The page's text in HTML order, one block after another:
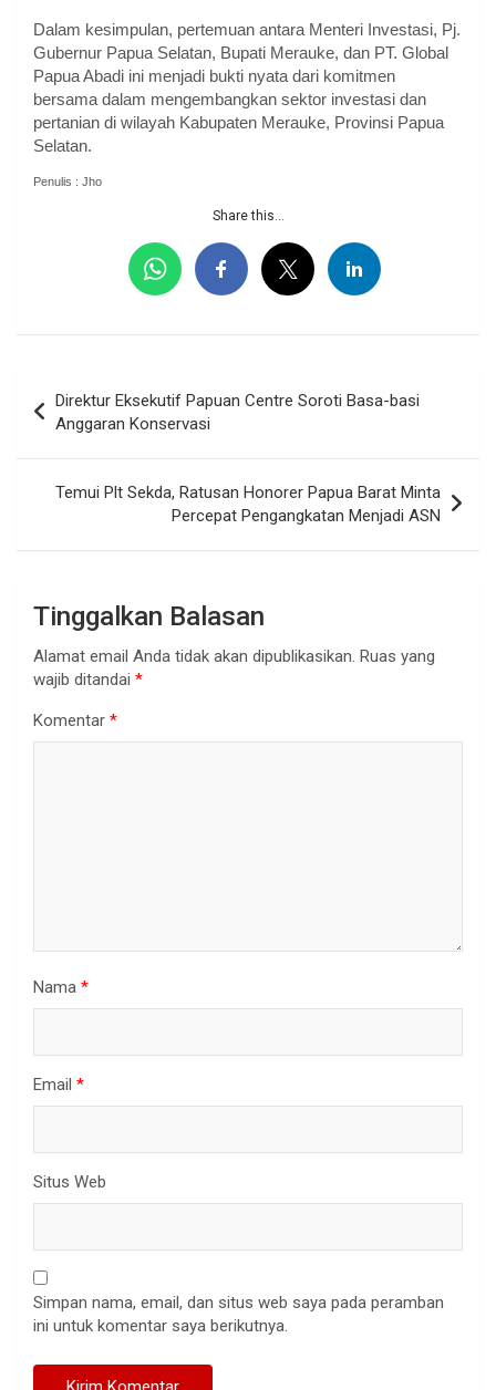
Dalam kesimpulan, pertemuan antara Menteri Investasi, Pj.
Gubernur Papua Selatan, Bupati Merauke, dan PT. Global
Papua Abadi ini menjadi bukti nyata dari komitmen
bersama dalam mengembangkan sektor investasi dan
pertanian di wilayah Kabupaten Merauke, Provinsi Papua
Selatan.
Penulis : Jho
Share this...
pos
Direktur Eksekutif Papuan Centre Soroti Basa-basi
Anggaran Konservasi
Temui Plt Sekda, Ratusan Honorer Papua Barat Minta
Percepat Pengangkatan Menjadi ASN
Tinggalkan Balasan
Alamat email Anda tidak akan dipublikasikan. Ruas yang
wajib ditandai *
Komentar *
Nama *
Email *
Situs Web
Simpan nama, email, dan situs web saya pada peramban
ini untuk komentar saya berikutnya.